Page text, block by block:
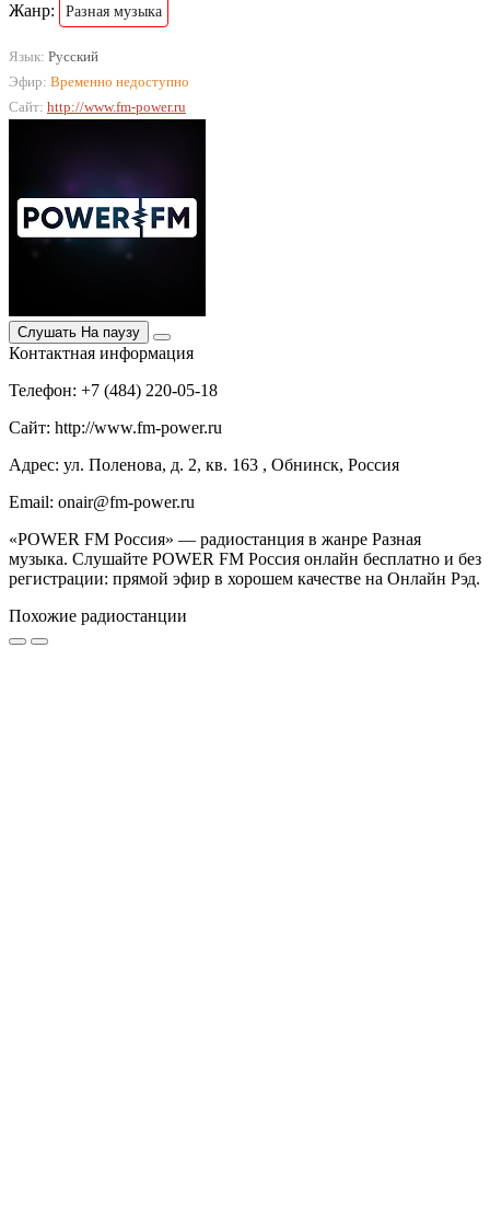
Жанр:
Разная музыка
Язык: Русский
Эфир: Временно недоступно
Сайт: http://www.fm-power.ru
Слушать На паузу
Контактная информация
Телефон: +7 (484) 220-05-18
Сайт: http://www.fm-power.ru
Адрес: ул. Поленова, д. 2, кв. 163 , Обнинск, Россия
Email: onair@fm-power.ru
«POWER FM Россия» — радиостанция в жанре Разная
музыка. Слушайте POWER FM Россия онлайн бесплатно и без
регистрации: прямой эфир в хорошем качестве на Онлайн Рэд.
Похожие радиостанции